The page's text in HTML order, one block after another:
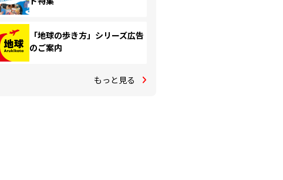
「地球の歩き方」シリーズ広告
のご案内
もっと見る